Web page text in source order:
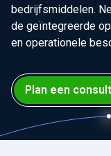
bedrijfsmiddelen.
de geïntegreerde
en operationele
Plan een